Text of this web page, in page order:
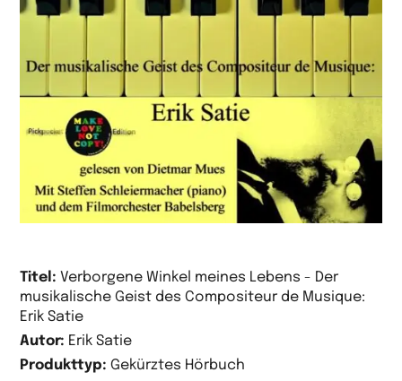
Titel: Verborgene Winkel meines Lebens - Der
musikalische Geist des Compositeur de Musique:
Erik Satie
Autor: Erik Satie
Produkttyp: Gekürztes Hörbuch